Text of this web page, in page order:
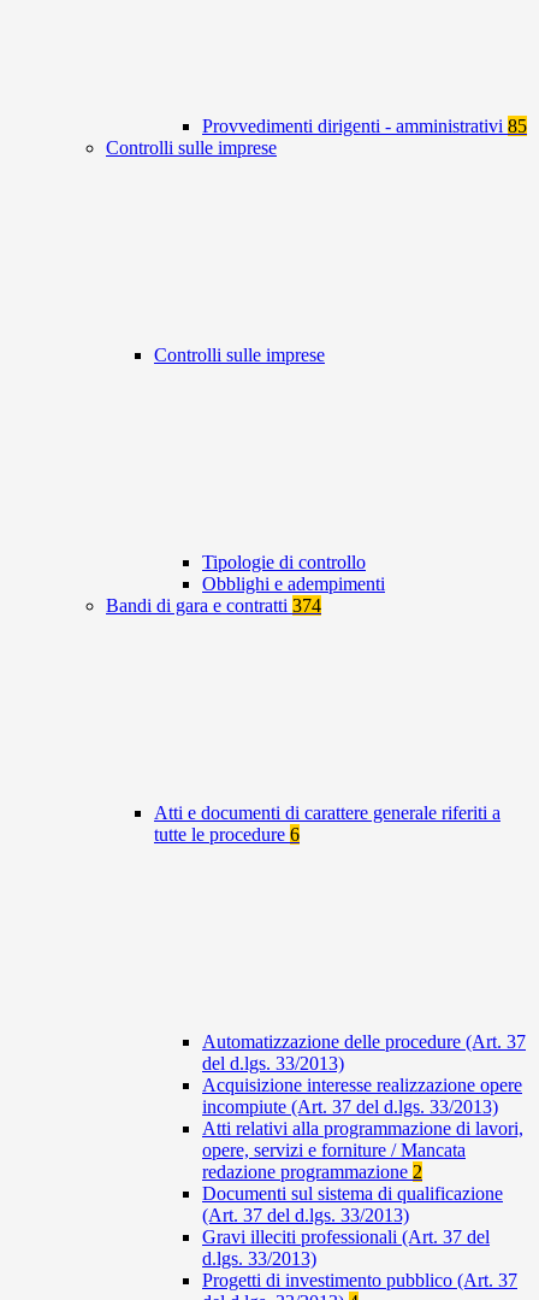
Provvedimenti dirigenti - amministrativi 85
Controlli sulle imprese
Controlli sulle imprese
Tipologie di controllo
Obblighi e adempimenti
Bandi di gara e contratti 374
Atti e documenti di carattere generale riferiti a
tutte le procedure 6
Automatizzazione delle procedure (Art. 37
del d.lgs. 33/2013)
Acquisizione interesse realizzazione opere
incompiute (Art. 37 del d.lgs. 33/2013)
Atti relativi alla programmazione di lavori,
opere, servizi e forniture / Mancata
redazione programmazione 2
Documenti sul sistema di qualificazione
(Art. 37 del d.lgs. 33/2013)
Gravi illeciti professionali (Art. 37 del
d.lgs. 33/2013)
Progetti di investimento pubblico (Art. 37